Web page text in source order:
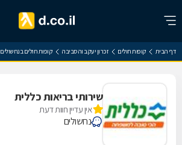
דף הבית קופות חולים זכרון יעקב והסביבה קופות חולים בנחשולים
שירותי בריאות כללית
אין עדיין חוות דעת
נחשולים